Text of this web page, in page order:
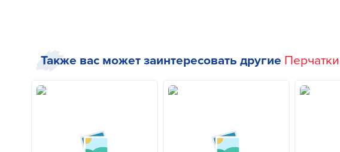
Также вас может заинтересовать другие